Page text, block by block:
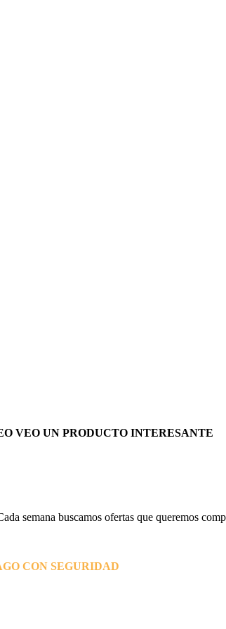
VEO UN PRODUCTO INTERESANTE
semana buscamos ofertas que queremos
CON SEGURIDAD